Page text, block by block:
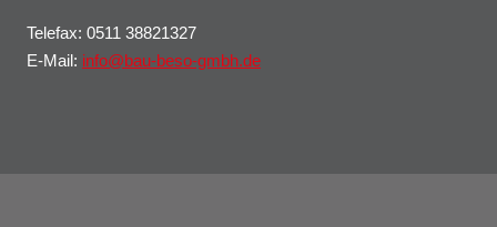
Telefax: 0511 38821327
E-Mail: info@bau-beso-gmbh.de